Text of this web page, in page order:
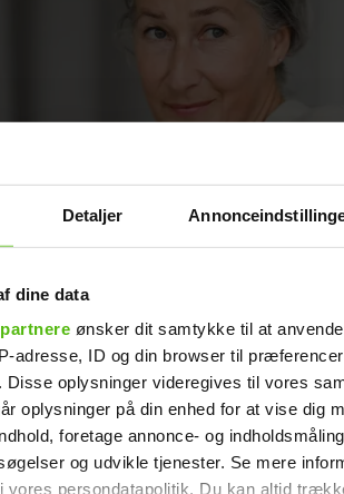
Detaljer
dine data
ønsker dit samtykke til at
adresse, ID og din browser til
Disse oplysninger videregives til vores
oplysninger på din enhed for at vise dig
foretage annonce- og
og udvikle tjenester. Se mere
vores persondatapolitik. Du kan altid
vores familieliv
Sponsoreret indhold